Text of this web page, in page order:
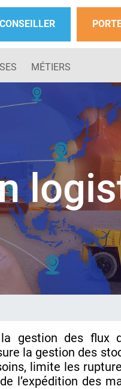
MÉTIERS
gestion des flux
la gestion des
limite les
l’expédition des